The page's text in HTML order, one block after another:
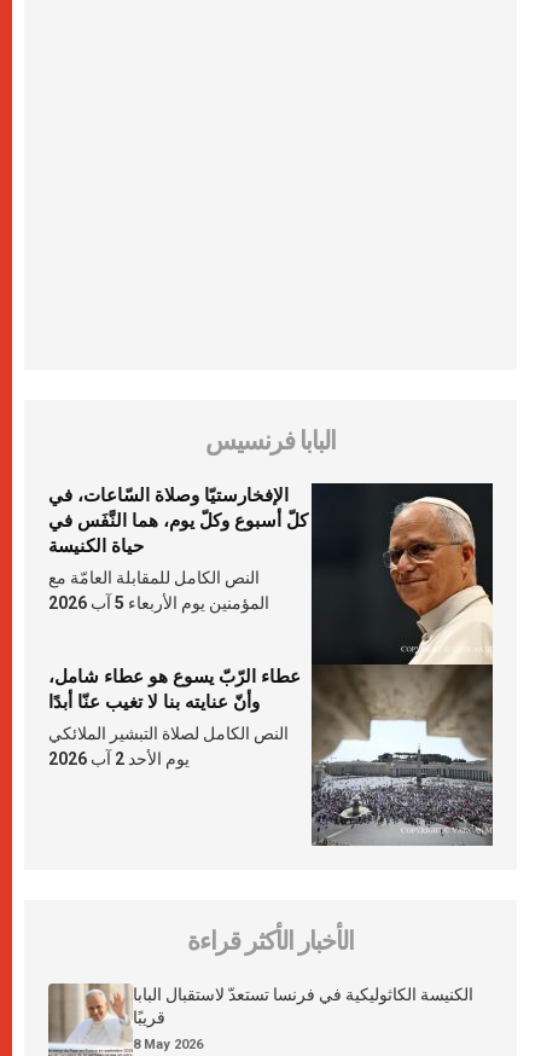
البابا فرنسيس
الإفخارستيّا وصلاة السّاعات، في
كلّ أسبوع وكلّ يوم، هما النَّفَس في
حياة الكنيسة
النص الكامل للمقابلة العامّة مع
المؤمنين يوم الأربعاء 5 آب 2026
عطاء الرّبّ يسوع هو عطاء شامل،
وأنّ عنايته بنا لا تغيب عنّا أبدًا
النص الكامل لصلاة التبشير الملائكي
يوم الأحد 2 آب 2026
الأخبار الأكثر قراءة
الكنيسة الكاثوليكية في فرنسا تستعدّ لاستقبال البابا
قريبًا
8 May 2026